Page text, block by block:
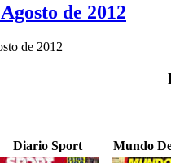
de 2012
de 2012
Diario Sport Mundo